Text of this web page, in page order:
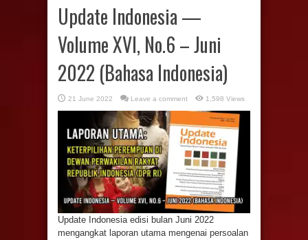
Update Indonesia —
Volume XVI, No.6 – Juni
2022 (Bahasa Indonesia)
21 June 2022 Leave a comment 1,598 Views
Update Indonesia edisi bulan Juni 2022
mengangkat laporan utama mengenai persoalan